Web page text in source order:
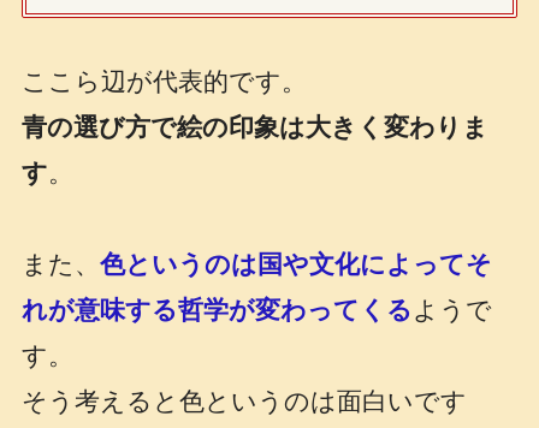
ここら辺が代表的です。
青の選び方で絵の印象は大きく変わりま
す。
また、 色というのは国や文化によってそ
れが意味する哲学が変わってくる ようで
す。
そう考えると色というのは面白いです